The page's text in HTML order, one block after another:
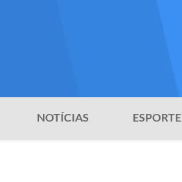
NOTÍCIAS ESPORTE